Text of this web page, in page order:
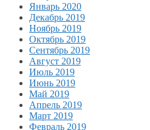
Январь 2020
Декабрь 2019
Ноябрь 2019
Октябрь 2019
Сентябрь 2019
Август 2019
Июль 2019
Июнь 2019
Май 2019
Апрель 2019
Март 2019
Февраль 2019